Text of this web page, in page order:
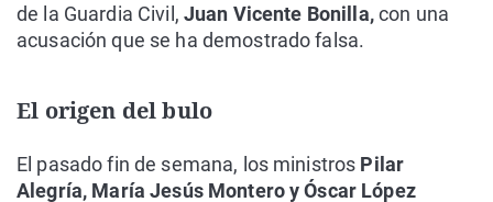
de la Guardia Civil, Juan Vicente Bonilla,con una
acusación que se ha demostrado falsa.
El origen del bulo
El pasado fin de semana, los ministros Pilar
Alegría, María Jesús Montero y Óscar López